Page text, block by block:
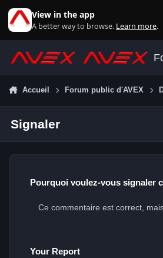
View in the app
A better way to browse. Learn more.
Accueil Forum public d'AVEX
Signaler
Pourquoi voulez-vous signaler
Your Report